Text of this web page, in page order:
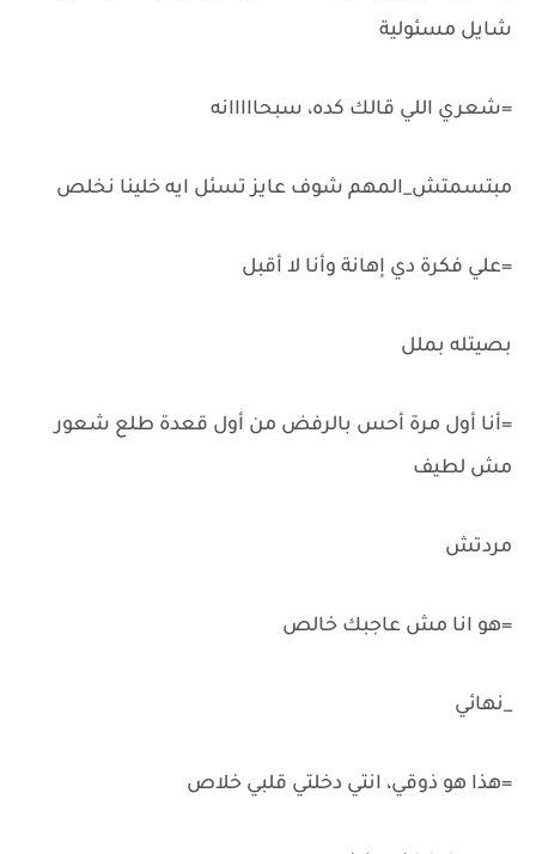
شايل مسئولية
=شعري اللي قالك كده، سبحااااانه
مبتسمتش_المهم شوف عايز تسئل ايه خلينا نخلص
=علي فكرة دي إهانة وأنا لا أقبل
بصيتله بملل
=أنا أول مرة أحس بالرفض من أول قعدة طلع شعور
مش لطيف
مردتش
=هو انا مش عاجبك خالص
_نهائي
=هذا هو ذوقي، انتي دخلتي قلبي خلاص